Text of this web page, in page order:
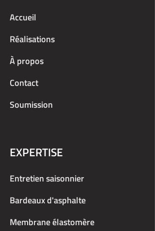
Accueil
Réalisations
À propos
Contact
Soumission
EXPERTISE
Entretien saisonnier
Bardeaux d'asphalte
Membrane élastomère